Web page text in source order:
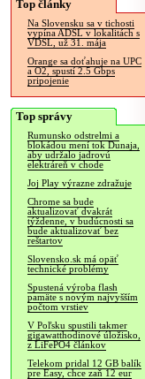
Top články
Na Slovensku sa v tichosti
vypína ADSL v lokalitách s
VDSL, už 31. mája
Orange sa doťahuje na UPC
a O2, spustí 2.5 Gbps
pripojenie
Top správy
Rumunsko odstrelmi a
blokádou mení tok Dunaja,
aby udržalo jadrovú
elektráreň v chode
Joj Play výrazne zdražuje
Chrome sa bude
aktualizovať dvakrát
týždenne, v budúcnosti sa
bude aktualizovať bez
reštartov
Slovensko.sk má opäť
technické problémy
Spustená výroba flash
pamäte s novým najvyšším
počtom vrstiev
V Poľsku spustili takmer
gigawatthodinové úložisko,
z LiFePO4 článkov
Telekom pridal 12 GB balík
pre Easy, chce zaň 12 eur